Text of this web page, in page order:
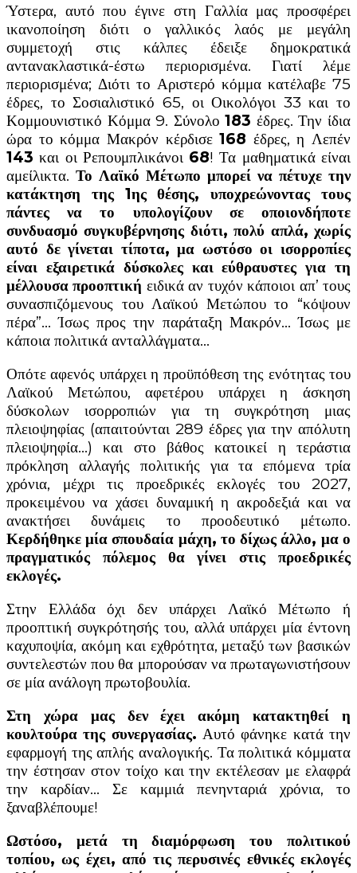
Ύστερα, αυτό που έγινε στη Γαλλία μας προσφέρει
ικανοποίηση διότι ο γαλλικός λαός με μεγάλη
συμμετοχή στις κάλπες έδειξε δημοκρατικά
αντανακλαστικά-έστω περιορισμένα. Γιατί λέμε
περιορισμένα; Διότι το Αριστερό κόμμα κατέλαβε 75
έδρες, το Σοσιαλιστικό 65, οι Οικολόγοι 33 και το
Κομμουνιστικό Κόμμα 9. Σύνολο183 έδρες. Την ίδια
ώρα το κόμμα Μακρόν κέρδισε168 έδρες, η Λεπέν
143 και οι Ρεπουμπλικάνοι 68! Τα μαθηματικά είναι
αμείλικτα. Το Λαϊκό Μέτωπο μπορεί να πέτυχε την
κατάκτηση της 1ης θέσης, υποχρεώνοντας τους
πάντες να το υπολογίζουν σε οποιονδήποτε
συνδυασμό συγκυβέρνησης διότι, πολύ απλά, χωρίς
αυτό δε γίνεται τίποτα, μα ωστόσο οι ισορροπίες
είναι εξαιρετικά δύσκολες και εύθραυστες για τη
μέλλουσα προοπτική ειδικά αν τυχόν κάποιοι απ’ τους
συνασπιζόμενους του Λαϊκού Μετώπου το “κόψουν
πέρα”… Ίσως προς την παράταξη Μακρόν… Ίσως με
κάποια πολιτικά ανταλλάγματα…
Οπότε αφενός υπάρχει η προϋπόθεση της ενότητας του
Λαϊκού Μετώπου, αφετέρου υπάρχει η άσκηση
δύσκολων ισορροπιών για τη συγκρότηση μιας
πλειοψηφίας (απαιτούνται 289 έδρες για την απόλυτη
πλειοψηφία…) και στο βάθος κατοικεί η τεράστια
πρόκληση αλλαγής πολιτικής για τα επόμενα τρία
χρόνια, μέχρι τις προεδρικές εκλογές του 2027,
προκειμένου να χάσει δυναμική η ακροδεξιά και να
ανακτήσει δυνάμεις το προοδευτικό μέτωπο.
Κερδήθηκε μία σπουδαία μάχη, το δίχως άλλο, μα ο
πραγματικός πόλεμος θα γίνει στις προεδρικές
εκλογές.
Στην Ελλάδα όχι δεν υπάρχει Λαϊκό Μέτωπο ή
προοπτική συγκρότησής του, αλλά υπάρχει μία έντονη
καχυποψία, ακόμη και εχθρότητα, μεταξύ των βασικών
συντελεστών που θα μπορούσαν να πρωταγωνιστήσουν
σε μία ανάλογη πρωτοβουλία.
Στη χώρα μας δεν έχει ακόμη κατακτηθεί η
κουλτούρα της συνεργασίας. Αυτό φάνηκε κατά την
εφαρμογή της απλής αναλογικής. Τα πολιτικά κόμματα
την έστησαν στον τοίχο και την εκτέλεσαν με ελαφρά
την καρδίαν… Σε καμμιά πενηνταριά χρόνια, το
ξαναβλέπουμε!
Ωστόσο, μετά τη διαμόρφωση του πολιτικού
τοπίου, ως έχει, από τις περυσινές εθνικές εκλογές